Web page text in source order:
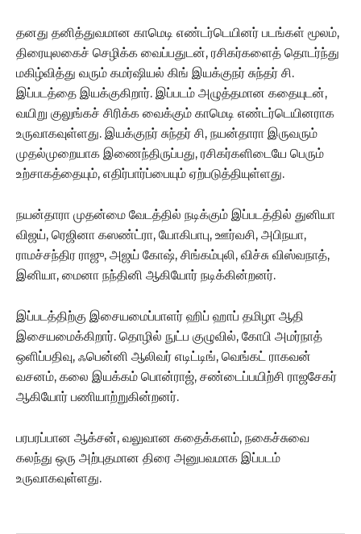
தனது தனித்துவமான காமெடி எண்டர்டெயினர் படங்கள் மூலம்,
திரையுலகைச் செழிக்க வைப்பதுடன், ரசிகர்களைத் தொடர்ந்து
மகிழ்வித்து வரும் கமர்ஷியல் கிங் இயக்குநர் சுந்தர் சி.
இப்படத்தை இயக்குகிறார். இப்படம் அழுத்தமான கதையுடன்,
வயிறு குலுங்கச் சிரிக்க வைக்கும் காமெடி எண்டர்டெயினராக
உருவாகவுள்ளது. இயக்குநர் சுந்தர் சி, நயன்தாரா இருவரும்
முதல்முறையாக இணைந்திருப்பது, ரசிகர்களிடையே பெரும்
உற்சாகத்தையும், எதிர்பார்ப்பையும் ஏற்படுத்தியுள்ளது.
நயன்தாரா முதன்மை வேடத்தில் நடிக்கும் இப்படத்தில் துனியா
விஜய், ரெஜினா கஸண்ட்ரா, யோகிபாபு, ஊர்வசி, அபிநயா,
ராமச்சந்திர ராஜு, அஜய் கோஷ், சிங்கம்புலி, விச்சு விஸ்வநாத்,
இனியா, மைனா நந்தினி ஆகியோர் நடிக்கின்றனர்.
இப்படத்திற்கு இசையமைப்பாளர் ஹிப் ஹாப் தமிழா ஆதி
இசையமைக்கிறார். தொழில் நுட்ப குழுவில், கோபி அமர்நாத்
ஒளிப்பதிவு, ஃபென்னி ஆலிவர் எடிட்டிங், வெங்கட் ராகவன்
வசனம், கலை இயக்கம் பொன்ராஜ், சண்டைப்பயிற்சி ராஜசேகர்
ஆகியோர் பணியாற்றுகின்றனர்.
பரபரப்பான ஆக்சன், வலுவான கதைக்களம், நகைச்சுவை
கலந்து ஒரு அற்புதமான திரை அனுபவமாக இப்படம்
உருவாகவுள்ளது.